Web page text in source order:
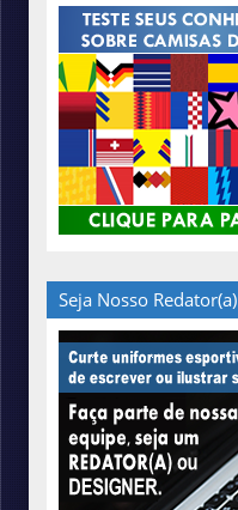
Seja Nosso Redator(a)